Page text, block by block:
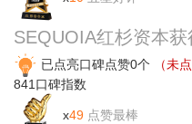
SEQUOIA红杉资本
已点亮口碑点赞0个
（未
841 口碑指数
x49 点赞最棒